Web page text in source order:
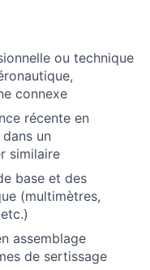
ou technique
connexe
récente en
un
similaire
base et des
(multimètres,
assemblage
de sertissage